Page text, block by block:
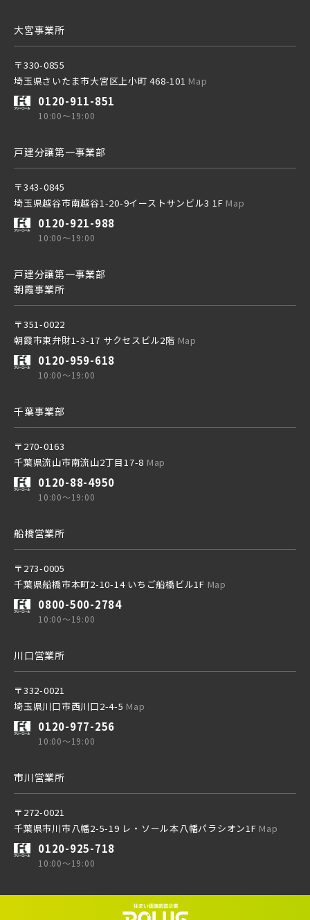
東京メトロ東西線
都営新宿線
埼玉新都市交通 [伊奈線]
つくばエクスプレス
都営大江戸線
東葉高速鉄道
東京メトロ副都心線
千葉都市モノレール
物件を検索する
大宮事業所
〒330-0855
埼玉県さいたま市大宮区上小町 468-101 Map
0120-911-851
10:00～19:00
戸建分譲第一事業部
〒343-0845
埼玉県越谷市南越谷1-20-9イーストサンビル3 1F Map
0120-921-988
10:00～19:00
戸建分譲第一事業部
朝霞事業所
〒351-0022
朝霞市東弁財1-3-17 サクセスビル2階 Map
0120-959-618
10:00～19:00
千葉事業部
〒270-0163
千葉県流山市南流山2丁目17-8 Map
0120-88-4950
10:00～19:00
船橋営業所
〒273-0005
千葉県船橋市本町2-10-14 いちご船橋ビル1F Map
0800-500-2784
10:00～19:00
川口営業所
〒332-0021
埼玉県川口市西川口2-4-5 Map
0120-977-256
10:00～19:00
市川営業所
〒272-0021
千葉県市川市八幡2-5-19 レ・ソール本八幡パラシオン1F Map
0120-925-718
10:00～19:00